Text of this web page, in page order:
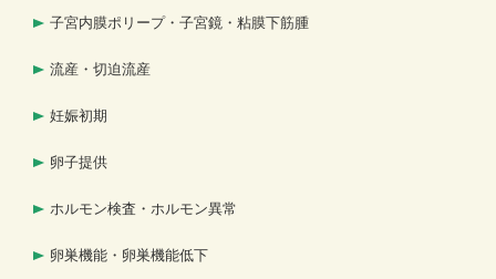
子宮内膜ポリープ・子宮鏡・粘膜下筋腫
流産・切迫流産
妊娠初期
卵子提供
ホルモン検査・ホルモン異常
卵巣機能・卵巣機能低下